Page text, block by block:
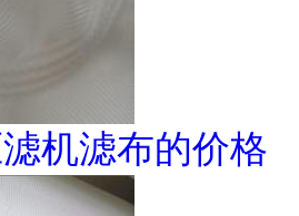
机滤布的价格